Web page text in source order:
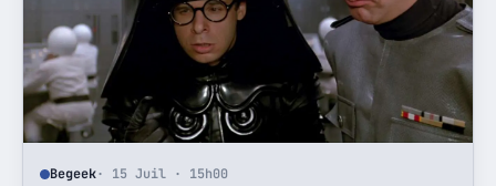
Begeek· 15 Juil · 15h00